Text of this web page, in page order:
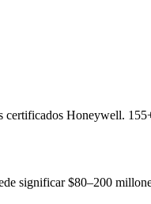
Honeywell.
significar $80–200